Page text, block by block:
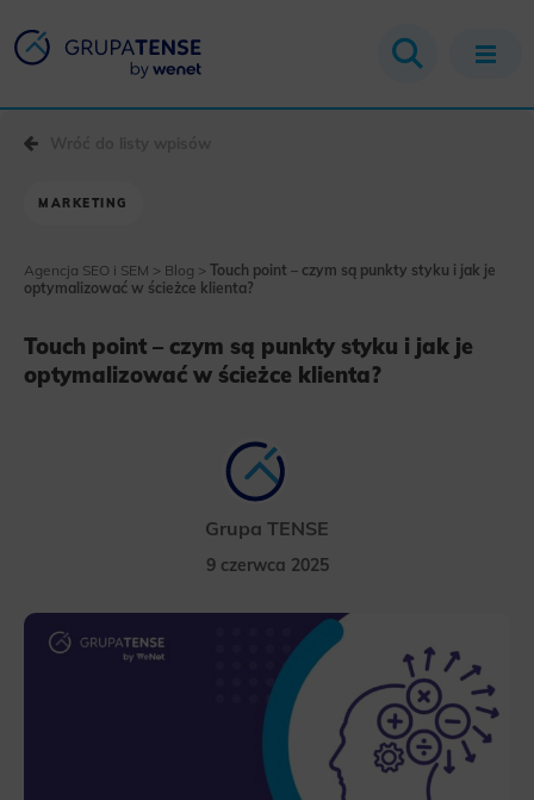
MARKETING
Agencja SEO i SEM > Blog > Touch point – czym są punkty styku i jak je
optymalizować w ścieżce klienta?
Touch point – czym są punkty styku i jak je
optymalizować w ścieżce klienta?
Grupa TENSE
9 czerwca 2025